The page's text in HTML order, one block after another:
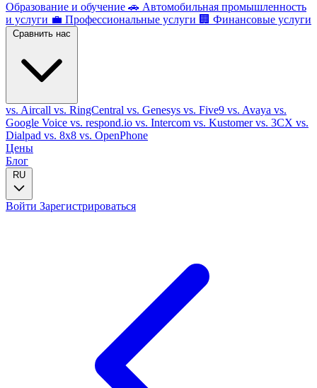
Образование и обучение 🚗 Автомобильная промышленность
и услуги 💼 Профессиональные услуги 🏢 Финансовые услуги
Сравнить нас
vs. Aircall vs. RingCentral vs. Genesys vs. Five9 vs. Avaya vs.
Google Voice vs. respond.io vs. Intercom vs. Kustomervs. 3CX vs.
Dialpad vs. 8x8 vs. OpenPhone
Цены
Блог
RU
Войти Зарегистрироваться